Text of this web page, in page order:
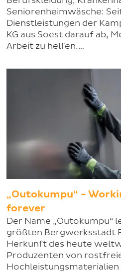
Seniorenheimwäsche:
Dienstleistungen der
KG aus Soest darauf ab,
Arbeit zu helfen.…
„Outokumpu“ -
forever
Der Name „Outokumpu“
größten Bergwerksstadt
Herkunft des heute
Produzenten von